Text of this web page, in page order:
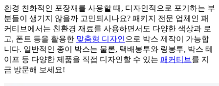
환경 친화적인 포장재를 사용할 때, 디자인적으로 포기하는 부
분들이 생기지 않을까 고민되시나요? 패키지 전문 업체인 패
커티브에서는 친환경 재료를 사용하면서도 다양한 색상과 로
고, 폰트 등을 활용한 맞춤형 디자인 으로 박스 제작이 가능합
니다. 일반적인 종이 박스는 물론, 택배봉투와 링봉투, 박스 테
이프 등 다양한 제품을 직접 디자인할 수 있는 패커티브 를 지
금 방문해 보세요!